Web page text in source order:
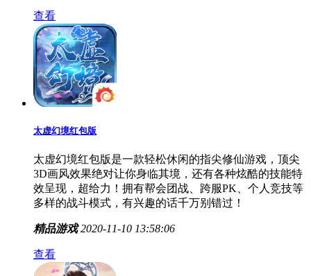
查看
太虚幻境红包版
太虚幻境红包版是一款轻松休闲的指尖修仙游戏，顶尖
3D画风效果绝对让你身临其境，还有各种炫酷的技能特
效呈现，超给力！拥有帮会团战、跨服PK、个人竞技等
多样的战斗模式，有兴趣的话千万别错过！
精品游戏 2020-11-10 13:58:06
查看